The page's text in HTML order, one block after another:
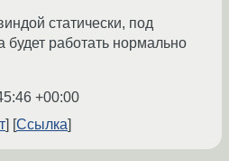
статически, под
работать нормально
+00:00
Ссылка